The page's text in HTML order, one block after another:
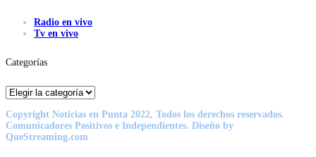
Radio en vivo
Tv en vivo
Categorías
Categorías
Copyright Noticias en Punta 2022, Todos los derechos reservados.
Comunicadores Positivos e Independientes. Diseño by
QueStreaming.com